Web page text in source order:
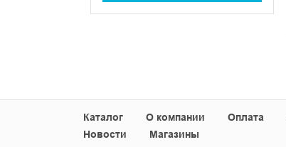
Каталог О компании Оплата
Новости
Магазины